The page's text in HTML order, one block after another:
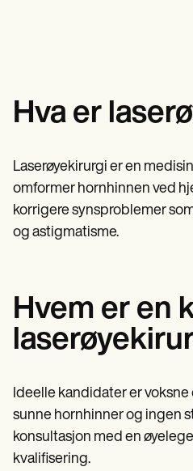
Massasjeterapeuter
Ergoterapeuter
Ressursveiledninger
Sammenligning
Appveiledninger
Maler
ICD-koder
Behandlingsplanmal
Informed Consent Form
Social Work Treatment Plans
DAR Note Template
Demos
Training Hub
Webinars
Switch to Carepatron
Become a Partner
Hva er
Laserøyekirurgi er en
omformer hornhinnen ved
korrigere synsproblemer
og astigmatisme.
Hvem er en
Ideelle kandidater er voksne
sunne hornhinner og ingen
konsultasjon med en
kvalifisering.